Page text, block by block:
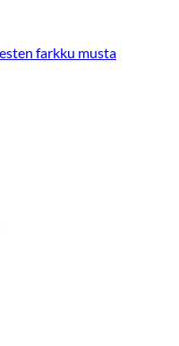
farkku musta